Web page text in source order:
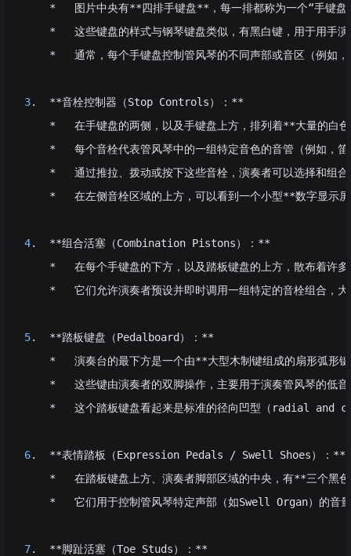
*   图片中央有**四排手键盘**，每一排都称为一个“手键
*   这些键盘的样式与钢琴键盘类似，有黑白键，用于用手
*   通常，每个手键盘控制管风琴的不同声部或音区（例
3.  **音栓控制器（Stop Controls）：**
*   在手键盘的两侧，以及手键盘上方，排列着**大量的白
*   每个音栓代表管风琴中的一组特定音色的音管（例如，
*   通过推拉、拨动或按下这些音栓，演奏者可以选择和组
*   在左侧音栓区域的上方，可以看到一个小型**数字显示
4.  **组合活塞（Combination Pistons）：**
*   在每个手键盘的下方，以及踏板键盘的上方，散布着许
*   它们允许演奏者预设并即时调用一组特定的音栓组合，
5.  **踏板键盘（Pedalboard）：**
*   演奏台的最下方是一个由**大型木制键组成的扇形弧形
*   这些键由演奏者的双脚操作，主要用于演奏管风琴的低
*   这个踏板键盘看起来是标准的径向凹型（radial and
6.  **表情踏板（Expression Pedals / Swell Shoes）：**
*   在踏板键盘上方、演奏者脚部区域的中央，有**三个
*   它们用于控制管风琴特定声部（如Swell Organ）的音
7.  **脚趾活塞（Toe Studs）：**